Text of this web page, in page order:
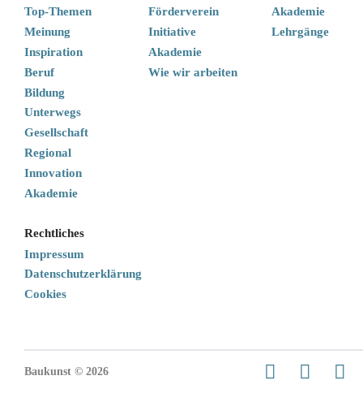
Top-Themen
Meinung
Inspiration
Beruf
Bildung
Unterwegs
Gesellschaft
Regional
Innovation
Akademie
Akademie
Lehrgänge
Förderverein
Initiative
Akademie
Wie wir arbeiten
Rechtliches
Impressum
Datenschutzerklärung
Cookies
Baukunst © 2026